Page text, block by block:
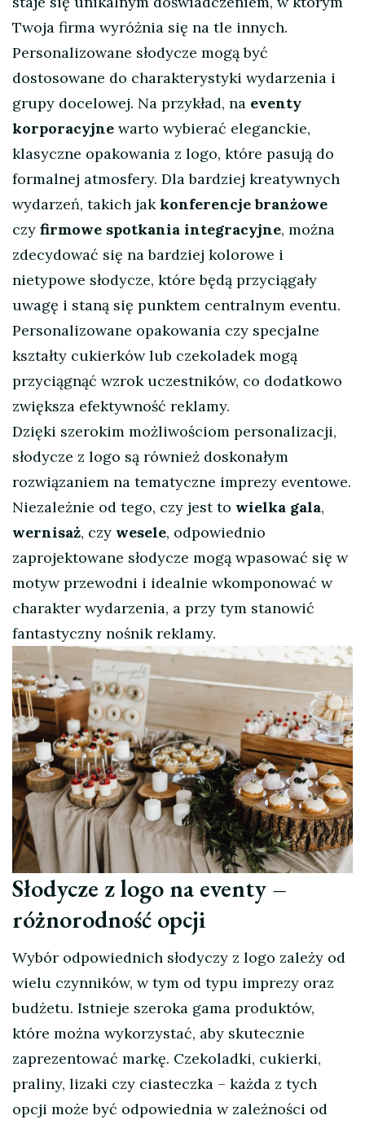
Twoja firma wyróżnia się na tle innych.
Personalizowane słodycze mogą być
dostosowane do charakterystyki wydarzenia i
grupy docelowej. Na przykład, na eventy
korporacyjne warto wybierać eleganckie,
klasyczne opakowania z logo, które pasują do
formalnej atmosfery. Dla bardziej kreatywnych
wydarzeń, takich jakkonferencje branżowe
czy firmowe spotkania integracyjne, można
zdecydować się na bardziej kolorowe i
nietypowe słodycze, które będą przyciągały
uwagę i staną się punktem centralnym eventu.
Personalizowane opakowania czy specjalne
kształty cukierków lub czekoladek mogą
przyciągnąć wzrok uczestników, co dodatkowo
zwiększa efektywność reklamy.
Dzięki szerokim możliwościom personalizacji,
słodycze z logo są również doskonałym
rozwiązaniem na tematyczne imprezy eventowe.
Niezależnie od tego, czy jest to wielka gala,
wernisaż, czy wesele, odpowiednio
zaprojektowane słodycze mogą wpasować się w
motyw przewodni i idealnie wkomponować w
charakter wydarzenia, a przy tym stanowić
fantastyczny nośnik reklamy.
Słodycze z logo na eventy –
różnorodność opcji
Wybór odpowiednich słodyczy z logo zależy od
wielu czynników, w tym od typu imprezy oraz
budżetu. Istnieje szeroka gama produktów,
które można wykorzystać, aby skutecznie
zaprezentować markę. Czekoladki, cukierki,
praliny, lizaki czy ciasteczka – każda z tych
opcji może być odpowiednia w zależności od